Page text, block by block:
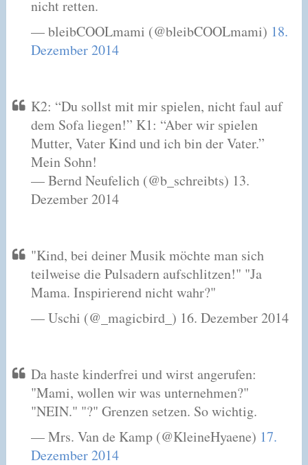
nicht retten.
— bleibCOOLmami (@bleibCOOLmami) 18.
Dezember 2014
K2: “Du sollst mit mir spielen, nicht faul auf
dem Sofa liegen!” K1: “Aber wir spielen
Mutter, Vater Kind und ich bin der Vater.”
Mein Sohn!
— Bernd Neufelich (@b_schreibts) 13.
Dezember 2014
"Kind, bei deiner Musik möchte man sich
teilweise die Pulsadern aufschlitzen!" "Ja
Mama. Inspirierend nicht wahr?"
— Uschi (@_magicbird_) 16. Dezember 2014
Da haste kinderfrei und wirst angerufen:
"Mami, wollen wir was unternehmen?"
"NEIN." "?" Grenzen setzen. So wichtig.
— Mrs. Van de Kamp (@KleineHyaene) 17.
Dezember 2014